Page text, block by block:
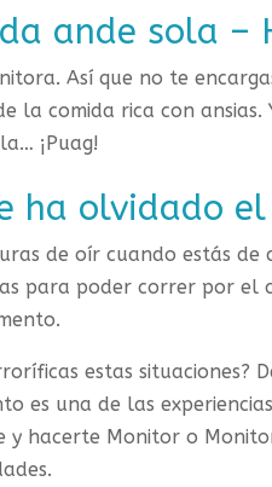
ande sola –
Así que no te
la comida rica con
¡Puag!
ha olvidado
de oír cuando estás
para poder correr por el
estas situaciones?
es una de las
y hacerte Monitor o